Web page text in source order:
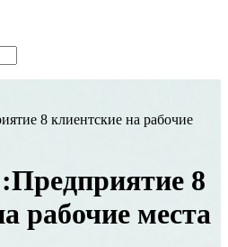
8 клиентские на рабочие
8
рабочие места